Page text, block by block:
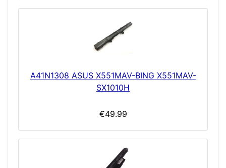
A41N1308 ASUS X551MAV-BING X551MAV-
SX1010H
€49.99